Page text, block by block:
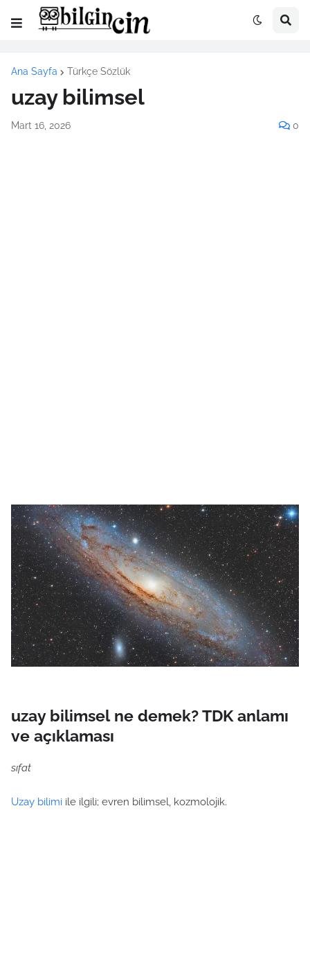
Ana Sayfa Türkçe Sözlük
uzay bilimsel
Mart 16, 2026 0
uzay bilimsel ne demek? TDK anlamı
ve açıklaması
sıfat
Uzay bilimi ile ilgili; evren bilimsel, kozmolojik.